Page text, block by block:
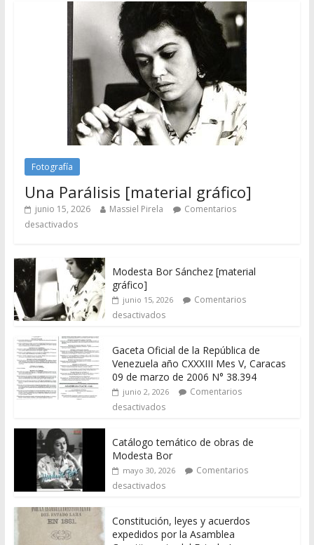
Fotografía
Una Parálisis [material gráfico]
junio 15, 2026 Massiel Pirela
Comentarios
desactivados
Modesta Bor Sánchez [material
gráfico]
junio 15, 2026
Comentarios
desactivados
Gaceta Oficial de la República de
Venezuela año CXXXIII Mes V, Caracas
09 de marzo de 2006 N° 38.394
junio 2, 2026
Comentarios
desactivados
Catálogo temático de obras de
Modesta Bor
mayo 30, 2026
Comentarios
desactivados
Constitución, leyes y acuerdos
expedidos por la Asamblea